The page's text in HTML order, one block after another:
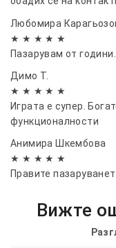
и безплатно. Коректни
Любомира
★ ★ ★ ★ ★
Пазарувам от
Димо Т.
★ ★ ★ ★ ★
Играта е супер.
функционалности
Анимира Шкембова
★ ★ ★ ★ ★
Правите
Вижте